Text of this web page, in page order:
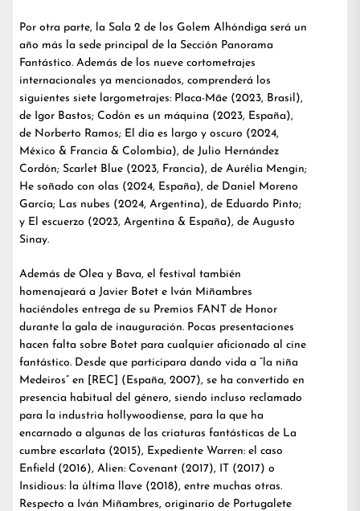
Por otra parte, la Sala 2 de los Golem Alhóndiga será un
año más la sede principal de la Sección Panorama
Fantástico. Además de los nueve cortometrajes
internacionales ya mencionados, comprenderá los
siguientes siete largometrajes: Placa-Mãe (2023, Brasil),
de Igor Bastos; Codón es un máquina (2023, España),
de Norberto Ramos; El día es largo y oscuro (2024,
México & Francia & Colombia), de Julio Hernández
Cordón; Scarlet Blue (2023, Francia), de Aurélia Mengin;
He soñado con olas (2024, España), de Daniel Moreno
García; Las nubes (2024, Argentina), de Eduardo Pinto;
y El escuerzo (2023, Argentina & España), de Augusto
Sinay.
Además de Olea y Bava, el festival también
homenajeará a Javier Botet e Iván Miñambres
haciéndoles entrega de su Premios FANT de Honor
durante la gala de inauguración. Pocas presentaciones
hacen falta sobre Botet para cualquier aficionado al cine
fantástico. Desde que participara dando vida a “la niña
Medeiros” en [REC] (España, 2007), se ha convertido en
presencia habitual del género, siendo incluso reclamado
para la industria hollywoodiense, para la que ha
encarnado a algunas de las criaturas fantásticas de La
cumbre escarlata (2015), Expediente Warren: el caso
Enfield (2016), Alien: Covenant (2017), IT (2017) o
Insidious: la última llave (2018), entre muchas otras.
Respecto a Iván Miñambres, originario de Portugalete